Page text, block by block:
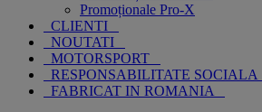
Promoționale Pro-X
CLIENTI
NOUTATI
MOTORSPORT
RESPONSABILITATE SOCIALA
FABRICAT IN ROMANIA